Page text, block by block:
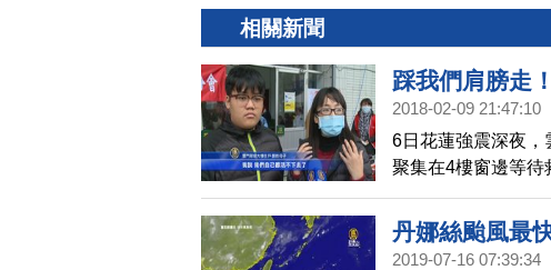
相關新聞
踩我們肩膀走
2018-02-09 21:47:10
6日花蓮強震深夜，
聚集在4樓窗邊等待
後，甚至有人屈膝
居民互助自救的過
丹娜絲颱風最
2019-07-16 07:39:34